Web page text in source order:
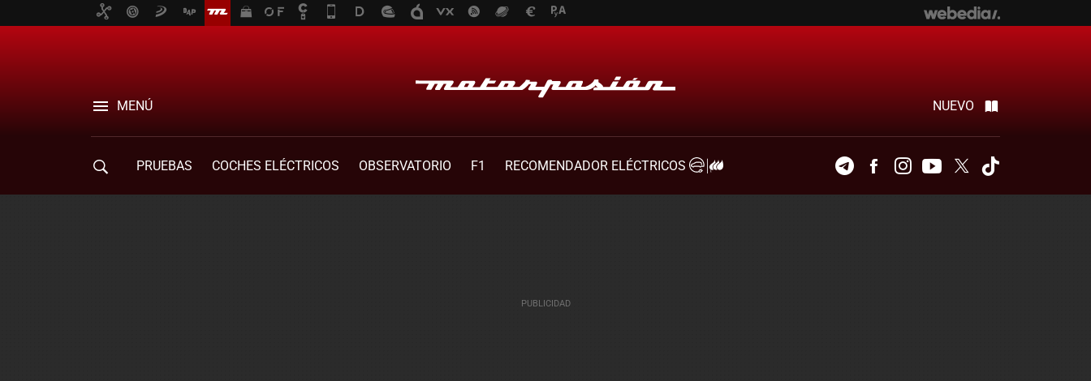
MENÚ NUEVO
PRUEBAS COCHES ELÉCTRICOS OBSERVATORIO F1
RECOMENDADOR ELÉCTRICOS
TelegramFacebookInstagramYoutubeTwitter